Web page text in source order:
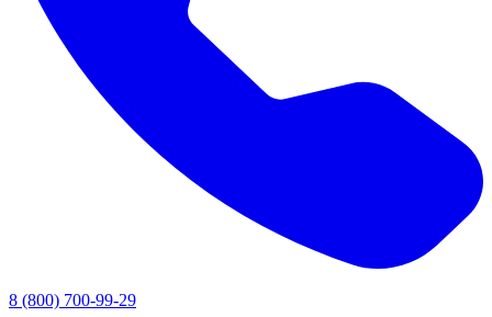
8 (800) 700-99-29